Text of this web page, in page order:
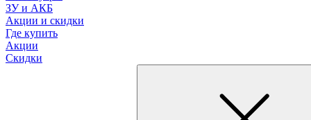
ЗУ и АКБ
Акции и скидки
Где купить
Акции
Скидки